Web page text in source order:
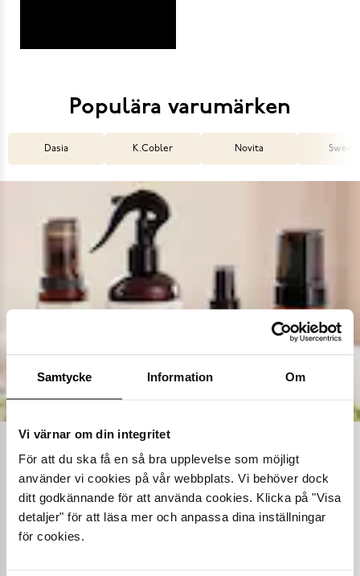
Samtycke Information Om
Vi värnar om din integritet
För att du ska få en så bra upplevelse som möjligt
använder vi cookies på vår webbplats. Vi behöver dock
ditt godkännande för att använda cookies. Klicka på "Visa
detaljer" för att läsa mer och anpassa dina inställningar
för cookies.
Populära varumärken
Dasia K.Cobler Novita
Ta hand om dina skor
Våra noggrant utvalda skovårdsprodukter är skapade för att
förlänga livslängden på dina skor samtidigt som de behåller
deras ursprungliga skönhet. Från rengöring och återfuktning till
skydd mot väder och slitage – vi har allt kan tänkas behöva.